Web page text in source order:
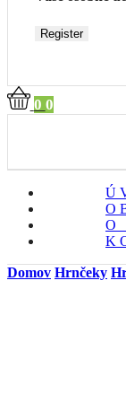
Register
0 0
O
Domov Hrnčeky